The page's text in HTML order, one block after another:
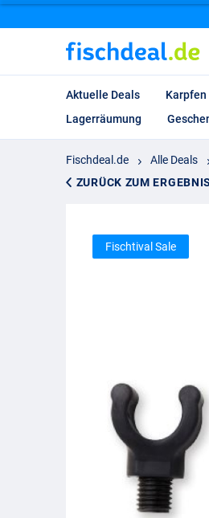
Aktuelle Deals Karpfen
Lagerräumung
Fischdeal.de Alle Deals
ZURÜCK ZUM ERGEBNIS
Fischtival Sale